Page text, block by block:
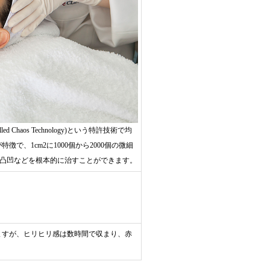
Chaos Technology)という特許技術で均
徴で、1cm2に1000個から2000個の微細
などを根本的に治すことができます。
が、ヒリヒリ感は数時間で収まり、赤